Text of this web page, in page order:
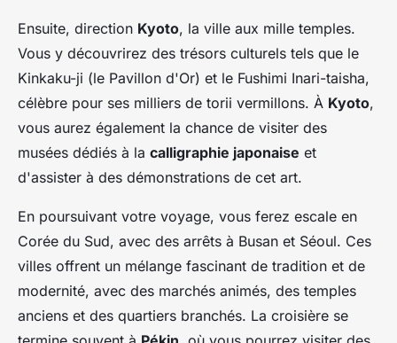
Ensuite, direction Kyoto, la ville aux mille temples.
Vous y découvrirez des trésors culturels tels que le
Kinkaku-ji (le Pavillon d'Or) et le Fushimi Inari-taisha,
célèbre pour ses milliers de torii vermillons. À Kyoto,
vous aurez également la chance de visiter des
musées dédiés à la calligraphie japonaise et
d'assister à des démonstrations de cet art.
En poursuivant votre voyage, vous ferez escale en
Corée du Sud, avec des arrêts à Busan et Séoul. Ces
villes offrent un mélange fascinant de tradition et de
modernité, avec des marchés animés, des temples
anciens et des quartiers branchés. La croisière se